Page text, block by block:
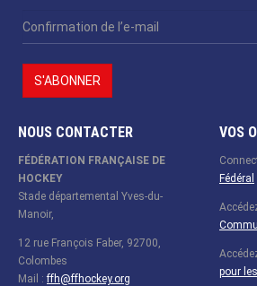
NOUS CONTACTER
FÉDÉRATION FRANÇAISE DE
HOCKEY
Stade départemental Yves-du-
Manoir,
12 rue François Faber, 92700,
Colombes
Mail :ffh@ffhockey.org
VOS
Fédéral
pour